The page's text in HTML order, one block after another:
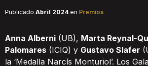
Publicado Abril 2024 en Premios
Anna Alberni (UB), Marta Reynal-
Palomares (ICIQ) y Gustavo Slafer
la ‘Medalla Narcís Monturiol’. Los